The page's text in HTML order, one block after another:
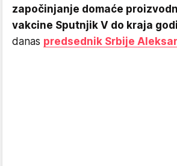
započinjanje domaće
vakcine Sputnjik V do kraja
danas predsednik Srbije